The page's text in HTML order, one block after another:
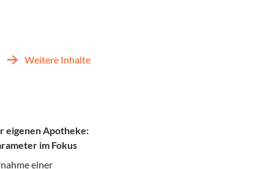
Weitere Inhalte
eigenen Apotheke:
im Fokus
einer